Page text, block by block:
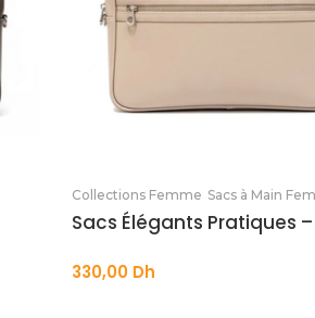
Ajouter au panier
Collections Femme Sacs à Main
Sacs Élégants Pratiques –
330,00 Dh